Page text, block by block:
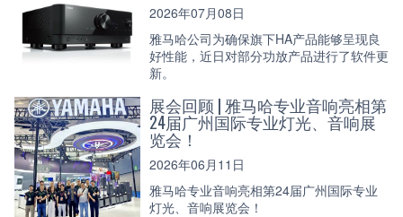
2026年07月08日
雅马哈公司为确保旗下HA产品能够呈现良
好性能，近日对部分功放产品进行了软件更
新。
展会回顾 | 雅马哈专业音响亮相第
24届广州国际专业灯光、音响展
览会！
2026年06月11日
雅马哈专业音响亮相第24届广州国际专业
灯光、音响展览会！